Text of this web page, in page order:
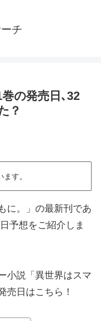
チ
の発売日､32
？
す。
に。」の最新刊であ
予想をご紹介しま
小説「異世界はスマ
売日はこちら！